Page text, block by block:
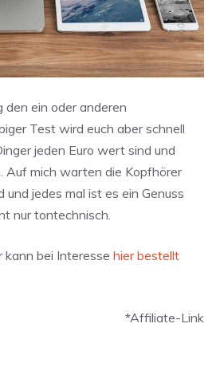
ein oder anderen
Test wird euch aber schnell
jeden Euro wert sind und
Auf mich warten die Kopfhörer
jedes mal ist es ein Genuss
nur tontechnisch.
kann bei Interesse hier bestellt
*Affiliate-Link